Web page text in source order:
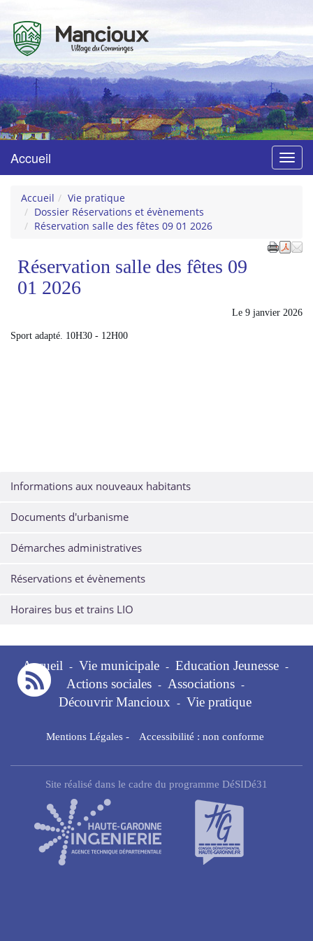
Mancioux
Village du Comminges
Menu
Accueil
Accueil
Vie pratique
Dossier Réservations et évènements
Réservation salle des fêtes 09 01 2026
Réservation salle des fêtes 09
01 2026
Le 9 janvier 2026
Sport adapté. 10H30 - 12H00
Informations aux nouveaux habitants
Documents d'urbanisme
Démarches administratives
Réservations et évènements
Horaires bus et trains LIO
Accueil - Vie municipale - Education Jeunesse -
Actions sociales - Associations -
Découvrir Mancioux - Vie pratique
Mentions Légales- Accessibilité : non conforme
Site réalisé dans le cadre du programme DéSIDé31